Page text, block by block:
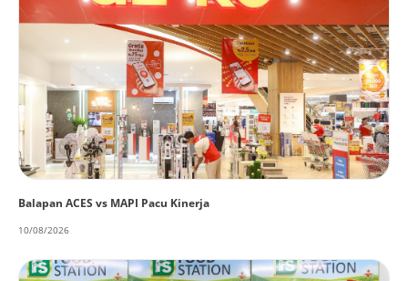
Balapan ACES vs MAPI Pacu Kinerja
10/08/2026